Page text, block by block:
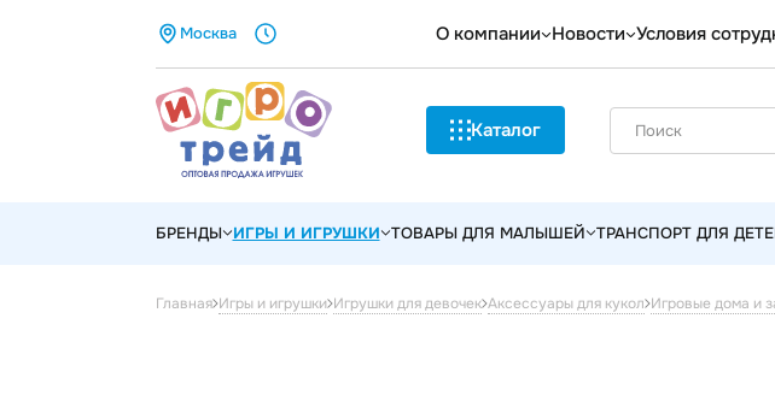
Москва О компании Новости Условия
Каталог
БРЕНДЫ ИГРЫ И ИГРУШКИ ТОВАРЫ ДЛЯ МАЛЫШЕЙ ТРАНСПОРТ ДЛЯ
Главная Игры и игрушки Игрушки для девочек Аксессуары для кукол Игровые дома и